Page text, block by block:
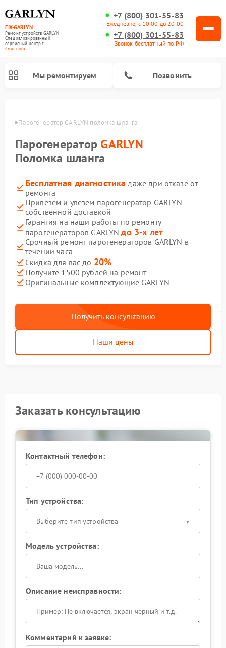
FIX-GARLYN
Ремонт устройств GARLYN
Специализированный
cервисный центр г.
Смоленск
+7 (800) 301-55-83
Ежедневно, с 10:00 до 20:00
+7 (800) 301-55-83
Звонок бесплатный по РФ
Мы ремонтируем Позвонить
Парогенератор GARLYN поломка шланга
Парогенератор GARLYN
Поломка шланга
Бесплатная диагностика даже при отказе от
ремонта
Привезем и увезем парогенератор GARLYN
собственной доставкой
Гарантия на наши работы по ремонту
парогенераторов GARLYNдо 3-х лет
Срочный ремонт парогенераторов GARLYN в
течении часа
Скидка для вас до 20%
Получите 1500 рублей на ремонт
Оригинальные комплектующие GARLYN
Получить консультацию
Наши цены
Заказать консультацию
Контактный телефон:
Тип устройства:
Выберите тип устройства
Модель устройства:
Описание неисправности:
Комментарий к заявке: